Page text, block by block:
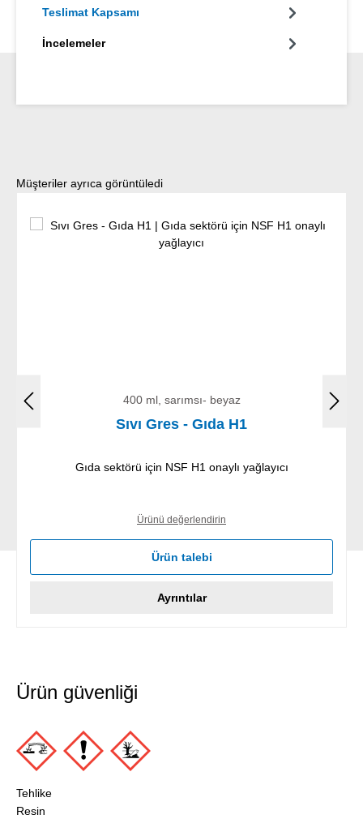
Teslimat Kapsamı
İncelemeler
Ürün galerisini atla
Müşteriler ayrıca görüntüledi
400 ml, sarımsı- beyaz
Sıvı Gres - Gıda H1
Gıda sektörü için NSF H1 onaylı yağlayıcı
Ürünü değerlendirin
Ürün talebi
Ayrıntılar
Ürün güvenliği
Tehlike
Resin